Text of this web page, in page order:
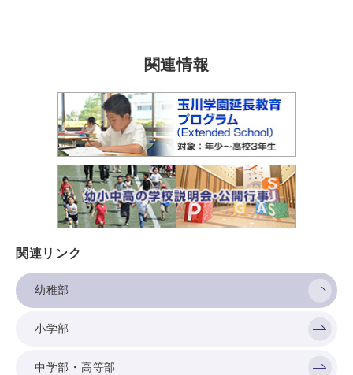
関連情報
関連リンク
幼稚部
小学部
中学部・高等部